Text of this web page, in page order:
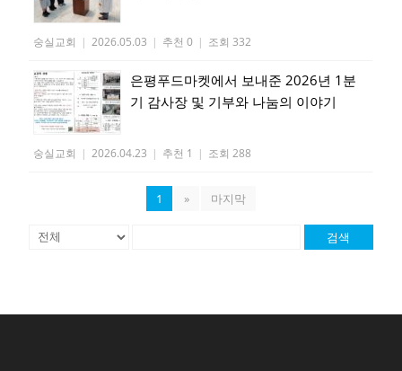
숭실교회 | 2026.05.03 | 추천 0 | 조회 332
은평푸드마켓에서 보내준 2026년 1분
기 감사장 및 기부와 나눔의 이야기
숭실교회 | 2026.04.23 | 추천 1 | 조회 288
1 » 마지막
검색